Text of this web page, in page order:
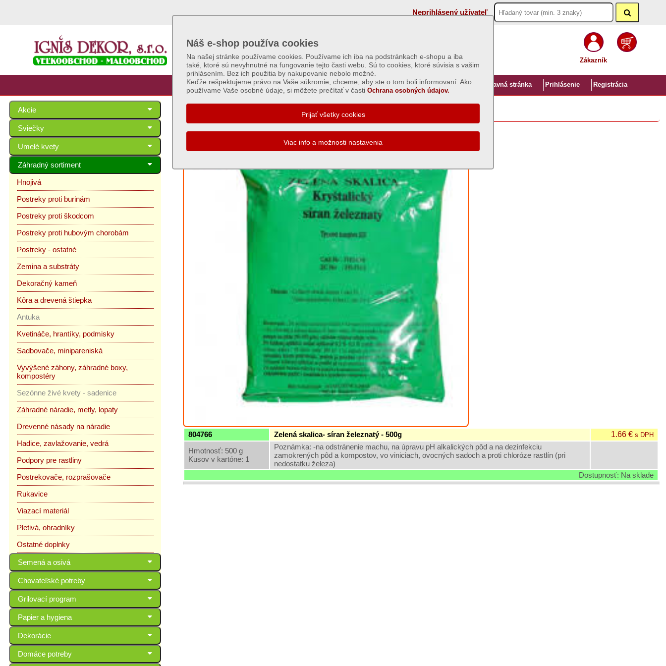
Neprihlásený užívateľ
Zákazník
Úvod Hlavná stránka Prihlásenie Registrácia
Náš e-shop používa cookies
Na našej stránke používame cookies. Používame ich iba na podstránkach e-shopu a iba
také, ktoré sú nevyhnutné na fungovanie tejto časti webu. Sú to cookies, ktoré súvisia s vašim
prihlásením. Bez ich použitia by nakupovanie nebolo možné.
Keďže rešpektujeme právo na Vaše súkromie, chceme, aby ste o tom boli informovaní. Ako
používame Vaše osobné údaje, si môžete prečítať v časti Ochrana osobných údajov.
Akcie
Sviečky
Umelé kvety
Záhradný sortiment
Hnojivá
Postreky proti burinám
Postreky proti škodcom
Postreky proti hubovým chorobám
Postreky - ostatné
Zemina a substráty
Dekoračný kameň
Kôra a drevená štiepka
Antuka
Kvetináče, hrantíky, podmisky
Sadbovače, minipareniská
Vyvýšené záhony, záhradné boxy,
kompostéry
Sezónne živé kvety - sadenice
Záhradné náradie, metly, lopaty
Drevenné násady na náradie
Hadice, zavlažovanie, vedrá
Podpory pre rastliny
Postrekovače, rozprašovače
Rukavice
Viazací materiál
Pletivá, ohradníky
Ostatné doplnky
Semená a osivá
Chovateľské potreby
Grilovací program
Papier a hygiena
Dekorácie
Domáce potreby
Zelená skalica- síran železnatý - 500g
804766 Zelená skalica- síran železnatý - 500g 1.66 €s DPH
Hmotnosť: 500 g
Kusov v kartóne: 1
Poznámka: -na odstránenie machu, na úpravu pH alkalických pôd a na dezinfekciu
zamokrených pôd a kompostov, vo viniciach, ovocných sadoch a proti chloróze rastlín (pri
nedostatku železa)
Dostupnosť: Na sklade